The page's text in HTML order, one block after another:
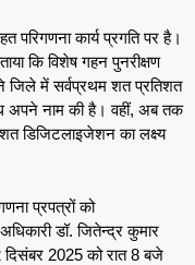
परिगणना कार्य प्रगति पर है।
कि विशेष गहन पुनरीक्षण
जिले में सर्वप्रथम शत प्रतिशत
अपने नाम की है। वहीं, अब तक
डिजिटलाइजेशन का लक्ष्य
प्रपत्रों को
डॉ. जितेन्द्र कुमार
दिसंबर 2025 को रात 8 बजे